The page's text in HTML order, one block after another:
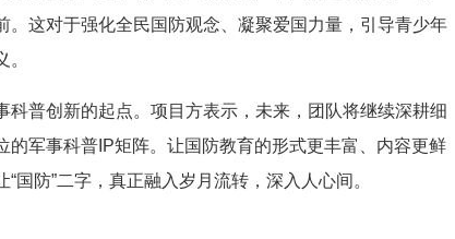
这对于强化全民国防观念、凝聚爱国力量，引导青少年
普创新的起点。项目方表示，未来，团队将继续深耕细
军事科普IP矩阵。让国防教育的形式更丰富、内容更鲜
防”二字，真正融入岁月流转，深入人心间。